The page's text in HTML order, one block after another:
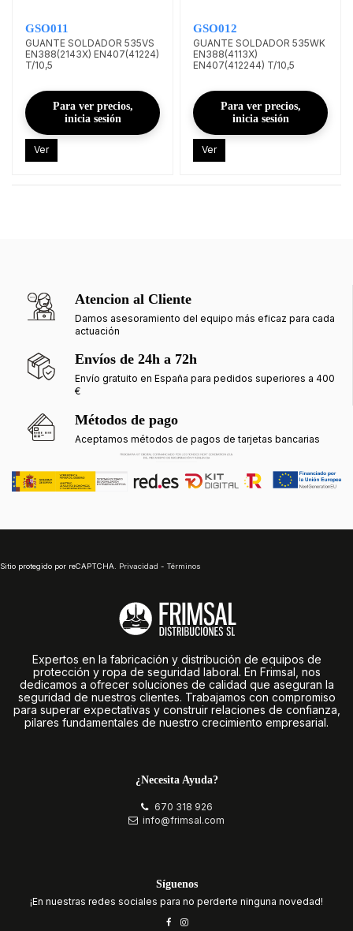
GSO011
GUANTE SOLDADOR 535VS
EN388(2143X) EN407(41224)
T/10,5
Para ver precios,
inicia sesión
Ver
GSO012
GUANTE SOLDADOR 535WK
EN388(4113X)
EN407(412244) T/10,5
Para ver precios,
inicia sesión
Ver
Atencion al Cliente
Damos asesoramiento del equipo más eficaz para cada
actuación
Envíos de 24h a 72h
Envío gratuito en España para pedidos superiores a 400
€
Métodos de pago
Aceptamos métodos de pagos de tarjetas bancarias
¿Necesita Ayuda?
670 318 926
info@frimsal.com
Síguenos
¡En nuestras redes sociales para no perderte ninguna novedad!
Expertos en la fabricación y distribución de equipos de
protección y ropa de seguridad laboral. En Frimsal, nos
dedicamos a ofrecer soluciones de calidad que aseguran la
seguridad de nuestros clientes. Trabajamos con compromiso
para superar expectativas y construir relaciones de confianza,
pilares fundamentales de nuestro crecimiento empresarial.
Sitio protegido por reCAPTCHA. Privacidad - Términos